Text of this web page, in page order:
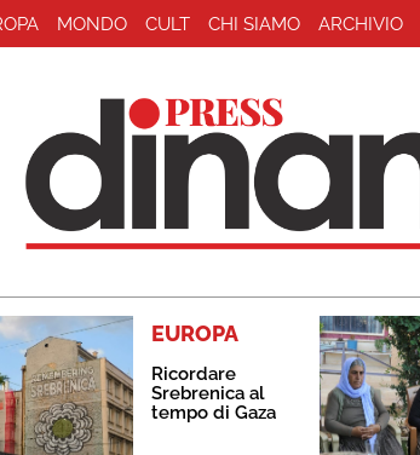
MONDO CULT CHI SIAMO ARCHIVIO
EUROPA
Ricordare
Srebrenica al
tempo di Gaza